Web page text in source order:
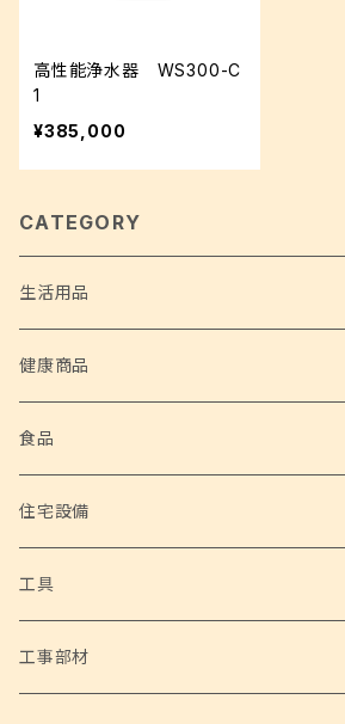
高性能浄水器 WS300-C
1
¥385,000
CATEGORY
生活用品
ホーム家電
サイクロンスティッククリーナー 2 in 1
ハローキティたこ焼き&ホットプレート
ホームグッズ
フードデハイドレーター
シェルチェア 4脚セット
アウトドアグッズ
家庭用ブロアバキューム 神風健太郎くん
家庭用電動草刈機 草刈健太郎くん Ⅱ
ホビー
サイクルハウス Lサイズ
健康商品
安全な水
高性能浄水器
食品
野菜
自然薯
住宅設備
トイレ設備
アラウーノS160 床排水 標準タイプ （パナソニック）
工具
工事部材